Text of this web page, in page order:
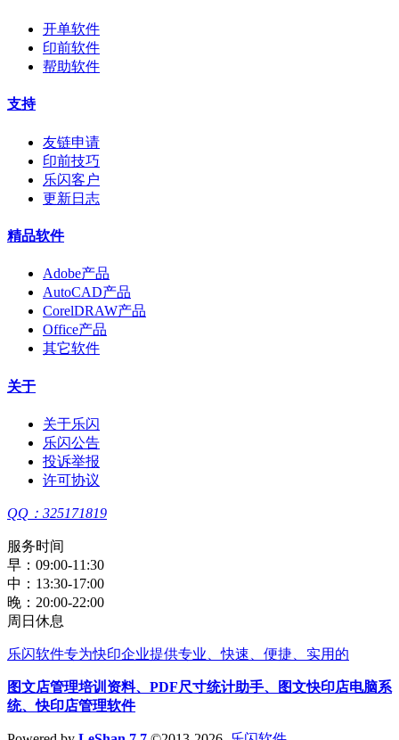
开单软件
印前软件
帮助软件
支持
友链申请
印前技巧
乐闪客户
更新日志
精品软件
Adobe产品
AutoCAD产品
CorelDRAW产品
Office产品
其它软件
关于
关于乐闪
乐闪公告
投诉举报
许可协议
QQ：325171819
服务时间
早：09:00-11:30
中：13:30-17:00
晚：20:00-22:00
周日休息
乐闪软件专为快印企业提供专业、快速、便捷、实用的
图文店管理培训资料、 PDF尺寸统计助手、
图文快印店电脑系
统、快印店管理软件